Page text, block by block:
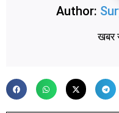
Author:
खबर